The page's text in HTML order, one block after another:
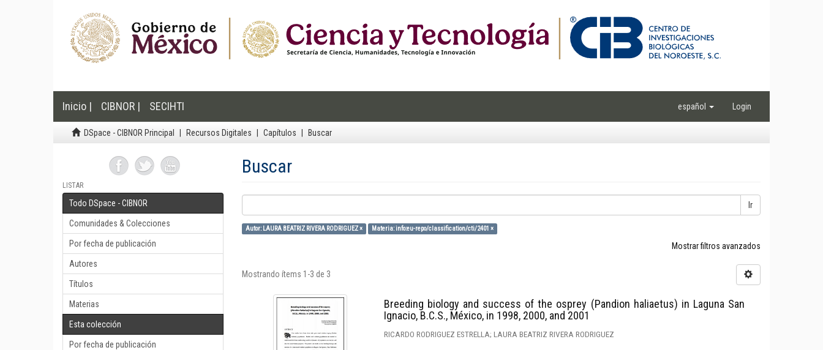
Inicio | CIBNOR | SECIHTI español Login
DSpace - CIBNOR Principal Recursos Digitales Capítulos Buscar
LISTAR
Todo DSpace - CIBNOR
Comunidades & Colecciones
Por fecha de publicación
Autores
Títulos
Materias
Esta colección
Por fecha de publicación
Buscar
Ir
Autor: LAURA BEATRIZ RIVERA RODRIGUEZ × Materia: info:eu-repo/classification/cti/2401 ×
Mostrar filtros avanzados
Mostrando ítems 1-3 de 3
Breeding biology and success of the osprey (Pandion haliaetus) in Laguna San
Ignacio, B.C.S., México, in 1998, 2000, and 2001
RICARDO RODRIGUEZ ESTRELLA; LAURA BEATRIZ RIVERA RODRIGUEZ